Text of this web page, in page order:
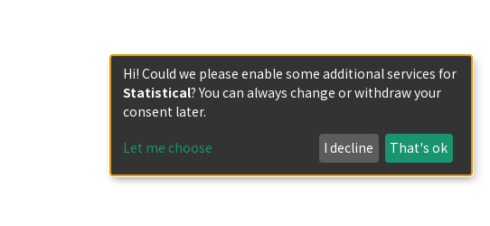
Hi! Could we please enable some additional services for
Statistical? You can always change or withdraw your
consent later.
Let me choose I decline That's ok